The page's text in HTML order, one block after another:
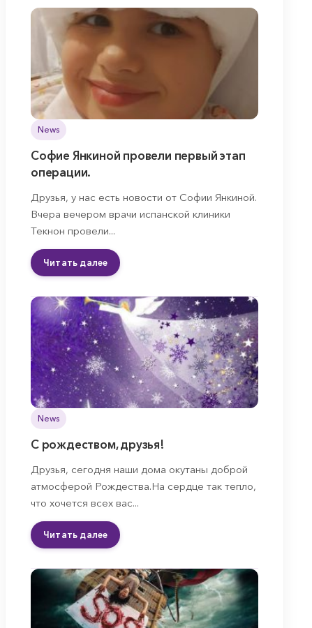
News
Софие Янкиной провели первый этап
операции.
Друзья, у нас есть новости от Софии Янкиной.
Вчера вечером врачи испанской клиники
Текнон провели...
Читать далее
News
С рождеством, друзья!
Друзья, сегодня наши дома окутаны доброй
атмосферой Рождества.На сердце так тепло,
что хочется всех вас...
Читать далее